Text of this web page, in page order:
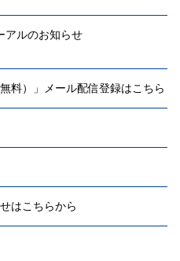
アルのお知らせ
料）」メール配信登録はこちら
はこちらから